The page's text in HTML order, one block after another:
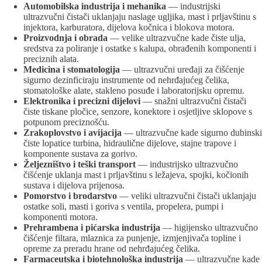
Automobilska industrija i mehanika — industrijski
ultrazvučni čistači uklanjaju naslage ugljika, mast i prljavštinu s
injektora, karburatora, dijelova kočnica i blokova motora.
Proizvodnja i obrada — velike ultrazvučne kade čiste ulja,
sredstva za poliranje i ostatke s kalupa, obrađenih komponenti i
preciznih alata.
Medicina i stomatologija — ultrazvučni uređaji za čišćenje
sigurno dezinficiraju instrumente od nehrđajućeg čelika,
stomatološke alate, stakleno posuđe i laboratorijsku opremu.
Elektronika i precizni dijelovi — snažni ultrazvučni čistači
čiste tiskane pločice, senzore, konektore i osjetljive sklopove s
potpunom preciznošću.
Zrakoplovstvo i avijacija — ultrazvučne kade sigurno dubinski
čiste lopatice turbina, hidraulične dijelove, stajne trapove i
komponente sustava za gorivo.
Željezništvo i teški transport — industrijsko ultrazvučno
čišćenje uklanja mast i prljavštinu s ležajeva, spojki, kočionih
sustava i dijelova prijenosa.
Pomorstvo i brodarstvo — veliki ultrazvučni čistači uklanjaju
ostatke soli, masti i goriva s ventila, propelera, pumpi i
komponenti motora.
Prehrambena i pićarska industrija — higijensko ultrazvučno
čišćenje filtara, mlaznica za punjenje, izmjenjivača topline i
opreme za preradu hrane od nehrđajućeg čelika.
Farmaceutska i biotehnološka industrija — ultrazvučne kade